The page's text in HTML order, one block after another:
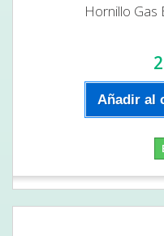
Hornillo Gas
Añadir al